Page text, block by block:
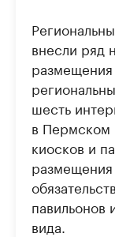
внесли ряд
шесть
в Пермском
киосков и
павильонов
вида.